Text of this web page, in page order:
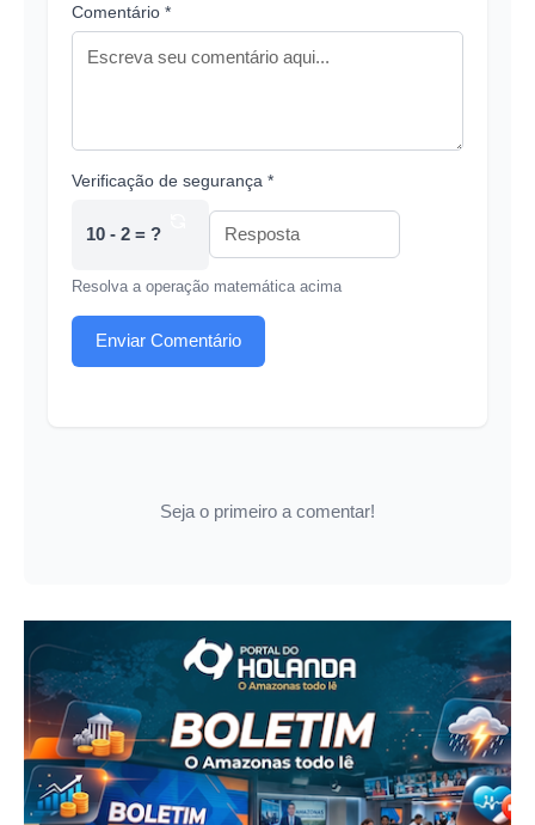
Comentário *
Verificação de segurança *
10 - 2 = ?
Resolva a operação matemática acima
Enviar Comentário
Seja o primeiro a comentar!